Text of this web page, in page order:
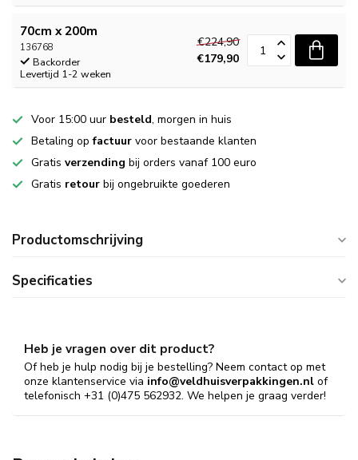
70cm x 200m
136768
Backorder
Levertijd 1-2 weken
€224,90
€179,90
Voor 15:00 uur besteld, morgen in huis
Betaling opfactuur voor bestaande klanten
Gratis verzending bij orders vanaf 100 euro
Gratis retour bij ongebruikte goederen
Productomschrijving
Specificaties
Heb je vragen over dit product?
Of heb je hulp nodig bij je bestelling? Neem contact op met
onze klantenservice via info@veldhuisverpakkingen.nl of
telefonisch +31 (0)475 562932. We helpen je graag verder!